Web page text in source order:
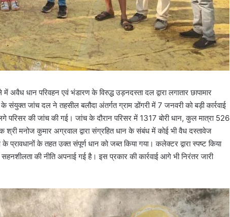
धान परिवहन एवं भंडारण के विरुद्ध उड़नदस्ता दल द्वारा लगातार छापामार
संयुक्त जांच दल ने तहसील बलौदा अंतर्गत ग्राम डोंगरी में 7 जनवरी को बड़ी कार्रवाई
परिसर की जांच की गई। जांच के दौरान परिसर में 1317 बोरी धान, कुल मात्रा 526
मनोज कुमार अग्रवाल द्वारा संग्रहित धान के संबंध में कोई भी वैध दस्तावेज
के तहत उक्त संपूर्ण धान को जब्त किया गया। कलेक्टर द्वारा स्पष्ट किया
की नीति अपनाई गई है। इस प्रकार की कार्रवाई आगे भी निरंतर जारी